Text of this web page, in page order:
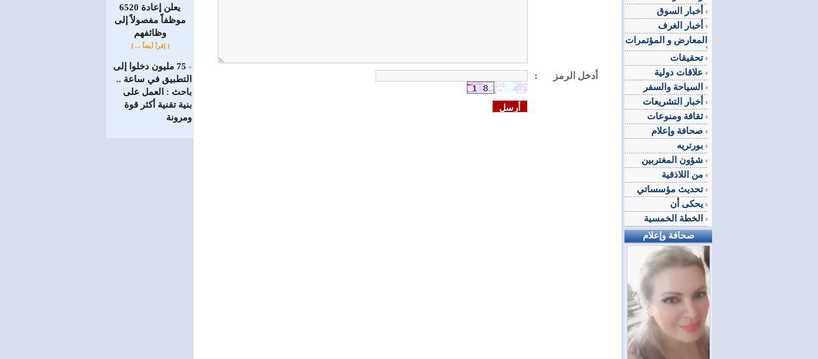
يعلن إعادة 6520
موظفاً مفصولاً إلى
‏وظائفهم
[ إقرأ أيضاً ... ]
=
75 مليون دخلوا إلى
التطبيق في ساعة ..
باحث : العمل على
بنية تقنية أكثر قوة
ومرونة
: أدخل الرمز
المعارض و المؤتمرات
تحقيقات
ثقافة ومنوعات
تحديث مؤسساتي
صحافة وإعلام